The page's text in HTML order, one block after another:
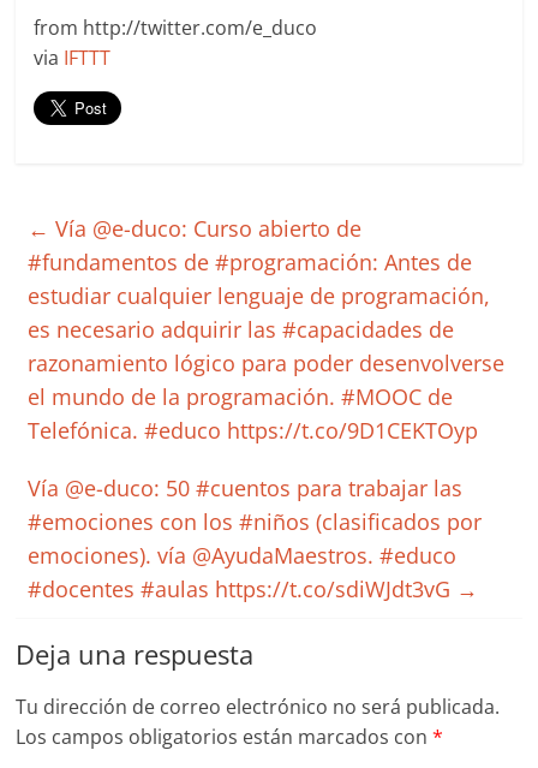
from http://twitter.com/e_duco
via IFTTT
← Vía @e-duco: Curso abierto de
#fundamentos de #programación: Antes de
estudiar cualquier lenguaje de programación,
es necesario adquirir las #capacidades de
razonamiento lógico para poder desenvolverse
el mundo de la programación. #MOOC de
Telefónica. #educo https://t.co/9D1CEKTOyp
Vía @e-duco: 50 #cuentos para trabajar las
#emociones con los #niños (clasificados por
emociones). vía @AyudaMaestros. #educo
#docentes #aulas https://t.co/sdiWJdt3vG →
Deja una respuesta
Tu dirección de correo electrónico no será publicada.
Los campos obligatorios están marcados con*